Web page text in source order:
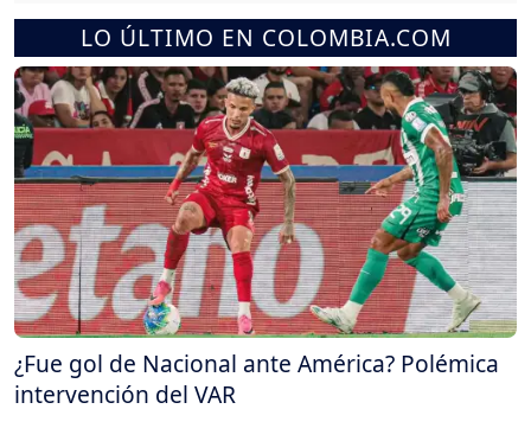
LO ÚLTIMO EN COLOMBIA.COM
¿Fue gol de Nacional ante América? Polémica
intervención del VAR